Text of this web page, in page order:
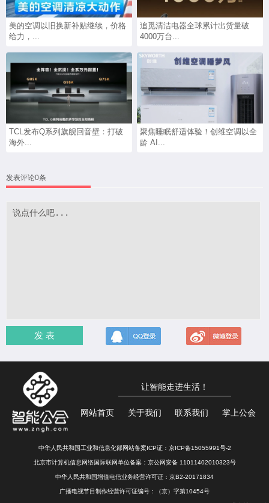
美的空调以旧换新补贴继续，价格
给力，...
追觅清洁电器全球累计出货量破
4000万台...
TCL发布Q系列旗舰回音壁：打破
海外...
聚焦睡眠舒适体验！创维空调以全
龄 AI...
发表评论0条
发 表
让智能走进生活！
网站首页 关于我们 联系我们 掌上公会
中华人民共和国工业和信息化部网站备案ICP证： 京ICP备15055991号-2
北京市计算机信息网络国际联网单位备案： 京公网安备 11011402010323号
中华人民共和国增值电信业务经营许可证：京B2-20171834
广播电视节目制作经营许可证编号：（京）字第10454号